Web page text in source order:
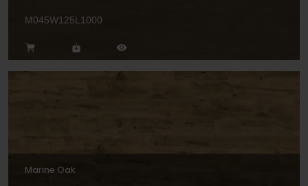
M045W125L1000
Marine Oak